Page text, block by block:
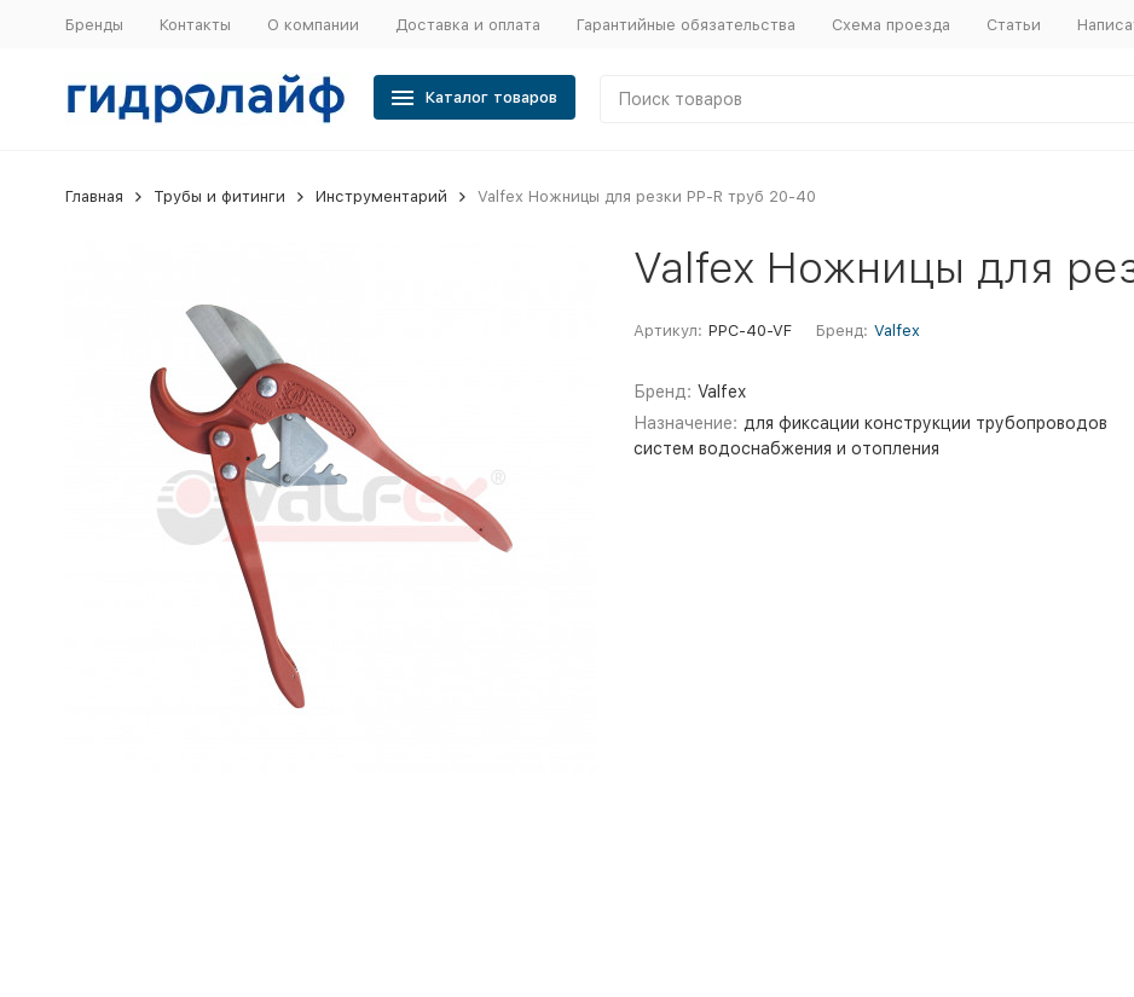
Бренды Контакты О компании Доставка и оплата Гарантийные обязательства Схема проезда Статьи
Каталог товаров
Главная Трубы и фитинги Инструментарий Valfex Ножницы для резки PP-R труб 20-40
Valfex Ножницы для
Артикул: PPC-40-VF Бренд: Valfex
Бренд: Valfex
Назначение: для фиксации конструкции трубопроводов
систем водоснабжения и отопления